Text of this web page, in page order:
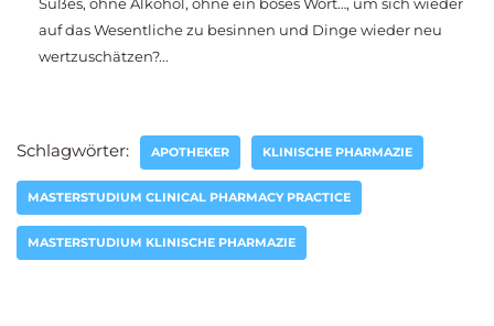
Süßes, ohne Alkohol, ohne ein böses Wort…, um sich wieder
auf das Wesentliche zu besinnen und Dinge wieder neu
wertzuschätzen?...
Schlagwörter: APOTHEKER KLINISCHE PHARMAZIE
MASTERSTUDIUM CLINICAL PHARMACY PRACTICE
MASTERSTUDIUM KLINISCHE PHARMAZIE